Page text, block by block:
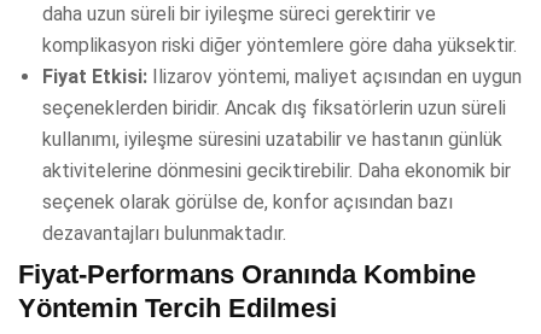
daha uzun süreli bir iyileşme süreci gerektirir ve
komplikasyon riski diğer yöntemlere göre daha yüksektir.
Fiyat Etkisi: Ilizarov yöntemi, maliyet açısından en uygun
seçeneklerden biridir. Ancak dış fiksatörlerin uzun süreli
kullanımı, iyileşme süresini uzatabilir ve hastanın günlük
aktivitelerine dönmesini geciktirebilir. Daha ekonomik bir
seçenek olarak görülse de, konfor açısından bazı
dezavantajları bulunmaktadır.
Fiyat-Performans Oranında Kombine
Yöntemin Tercih Edilmesi